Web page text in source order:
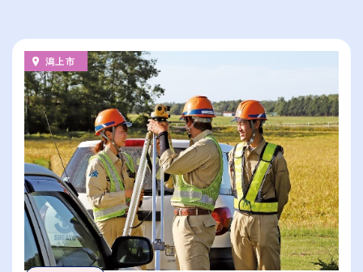
給与が高い順
（⾼卒の給与を基準）
従業員が多い順
潟上市